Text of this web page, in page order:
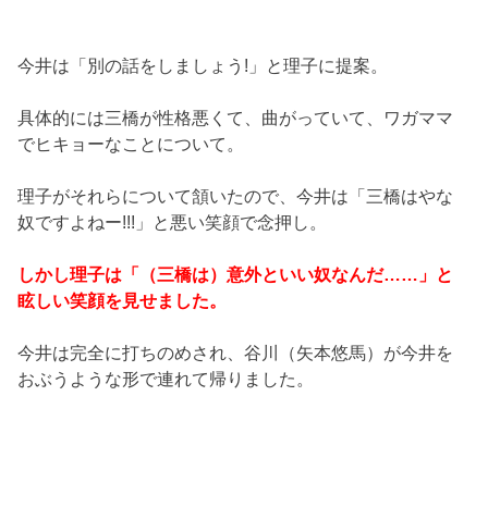
今井は「別の話をしましょう!」と理子に提案。
具体的には三橋が性格悪くて、曲がっていて、ワガママ
でヒキョーなことについて。
理子がそれらについて頷いたので、今井は「三橋はやな
奴ですよねー!!!」と悪い笑顔で念押し。
しかし理子は「（三橋は）意外といい奴なんだ……」と
眩しい笑顔を見せました。
今井は完全に打ちのめされ、谷川（矢本悠馬）が今井を
おぶうような形で連れて帰りました。